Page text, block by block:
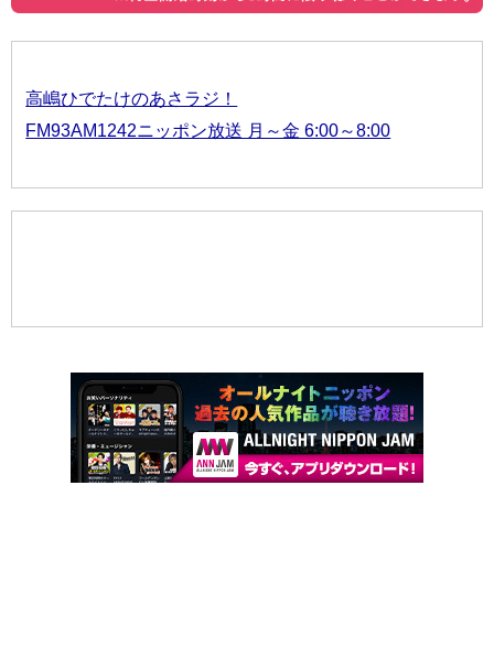
高嶋ひでたけのあさラジ！
FM93AM1242ニッポン放送 月～金 6:00～8:00